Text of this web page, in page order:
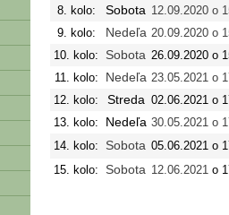
8. kolo:
Sobota 12.09.2020 o
9. kolo:
Nedeľa 20.09.2020 o
10. kolo:
Sobota 26.09.2020 o
11. kolo:
Nedeľa 23.05.2021 o
12. kolo:
Streda 02.06.2021 o
13. kolo:
Nedeľa 30.05.2021 o
14. kolo:
Sobota 05.06.2021 o
15. kolo:
Sobota 12.06.2021 o